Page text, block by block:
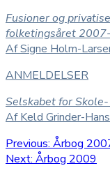
Fusioner og
folketingsåret
Af Signe Holm-
ANMELDELSER
Selskabet for
Af Keld Grinder-
Previous: Previous
post:
Årbog
Next: Next
Årbog 2009